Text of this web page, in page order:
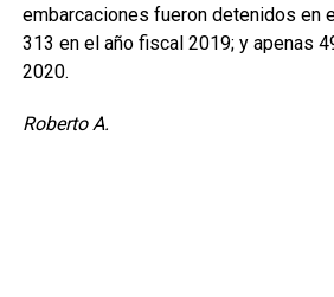
embarcaciones fueron detenidos en
313 en el año fiscal 2019; y apenas
2020.
Roberto A.